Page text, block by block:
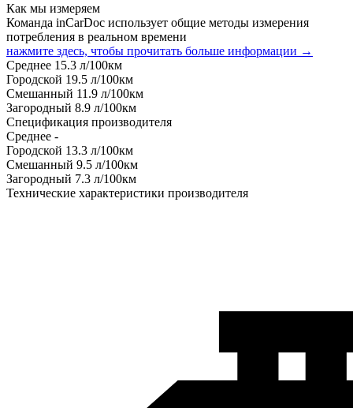
Как мы измеряем
Команда inCarDoc использует общие методы измерения
потребления в реальном времени
нажмите здесь, чтобы прочитать больше информации →
Среднее 15.3 л/100км
Городской 19.5 л/100км
Смешанный 11.9 л/100км
Загородный 8.9 л/100км
Спецификация производителя
Среднее -
Городской 13.3 л/100км
Смешанный 9.5 л/100км
Загородный 7.3 л/100км
Технические характеристики производителя